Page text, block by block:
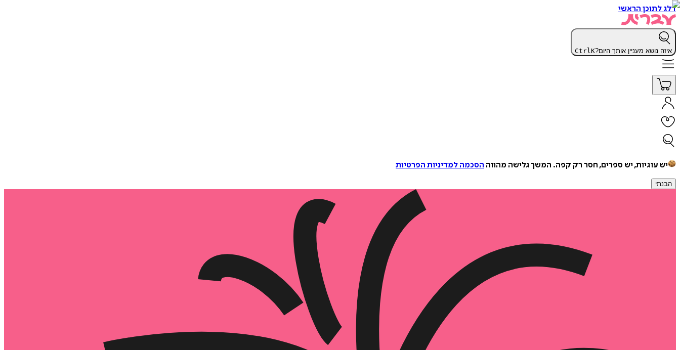
דלג לתוכן הראשי
איזה נושא מעניין אותך היום? CtrlK
יש עוגיות, יש ספרים, חסר רק קפה. המשך גלישה מהווה הסכמה למדיניות הפרטיות
הבנתי